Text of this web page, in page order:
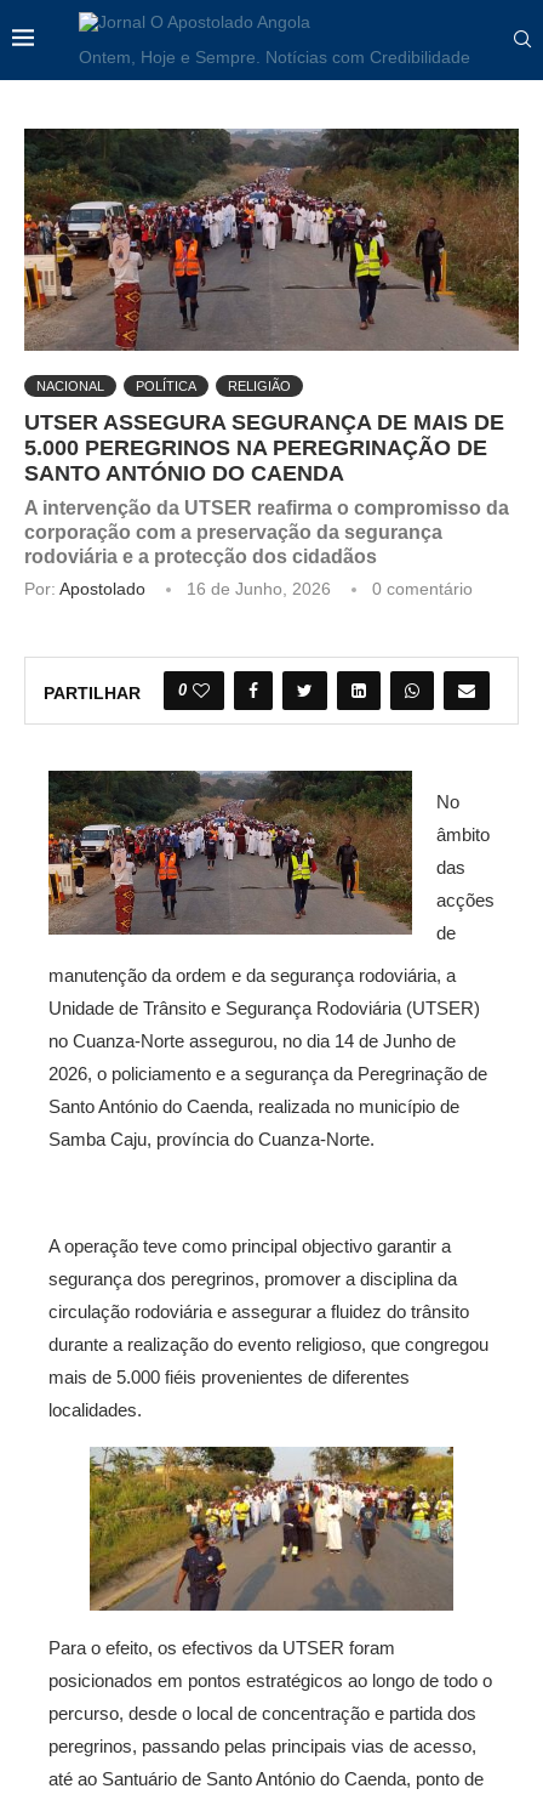
Ontem, Hoje e Sempre. Notícias com Credibilidade
NACIONAL POLÍTICA RELIGIÃO
UTSER ASSEGURA SEGURANÇA DE MAIS DE
5.000 PEREGRINOS NA PEREGRINAÇÃO DE
SANTO ANTÓNIO DO CAENDA
A intervenção da UTSER reafirma o compromisso da
corporação com a preservação da segurança
rodoviária e a protecção dos cidadãos
Por: Apostolado 16 de Junho, 2026 0 comentário
PARTILHAR 0
No
âmbito
das
acções
de
manutenção da ordem e da segurança rodoviária, a
Unidade de Trânsito e Segurança Rodoviária (UTSER)
no Cuanza-Norte assegurou, no dia 14 de Junho de
2026, o policiamento e a segurança da Peregrinação de
Santo António do Caenda, realizada no município de
Samba Caju, província do Cuanza-Norte.
A operação teve como principal objectivo garantir a
segurança dos peregrinos, promover a disciplina da
circulação rodoviária e assegurar a fluidez do trânsito
durante a realização do evento religioso, que congregou
mais de 5.000 fiéis provenientes de diferentes
localidades.
Para o efeito, os efectivos da UTSER foram
posicionados em pontos estratégicos ao longo de todo o
percurso, desde o local de concentração e partida dos
peregrinos, passando pelas principais vias de acesso,
até ao Santuário de Santo António do Caenda, ponto de